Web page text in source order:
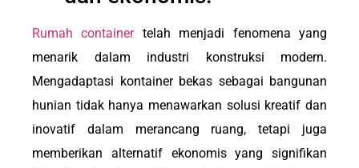
Rumah containertelah menjadi fenomena yang
menarik dalam industri konstruksi modern.
Mengadaptasi kontainer bekas sebagai bangunan
hunian tidak hanya menawarkan solusi kreatif dan
inovatif dalam merancang ruang, tetapi juga
memberikan alternatif ekonomis yang signifikan